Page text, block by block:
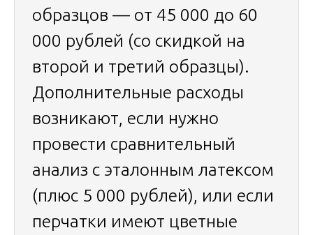
образцов — от 45 000 до 60
000 рублей (со скидкой на
второй и третий образцы).
Дополнительные расходы
возникают, если нужно
провести сравнительный
анализ с эталонным латексом
(плюс 5 000 рублей), или если
перчатки имеют цветные